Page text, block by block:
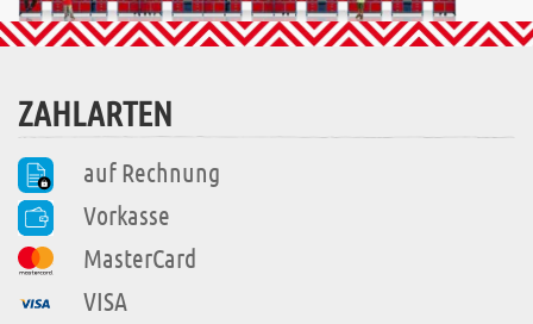
ZAHLARTEN
auf Rechnung
Vorkasse
MasterCard
VISA